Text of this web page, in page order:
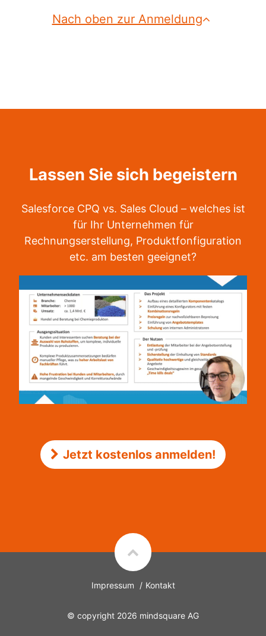
Nach oben zur Anmeldung
Lassen Sie sich begeistern
Salesforce CPQ vs. Sales Cloud – welches ist
für Ihr Unternehmen für
Rechnungserstellung, Produktfonfiguration
etc. am besten geeignet?
Jetzt kostenlos anmelden!
Impressum Kontakt
© copyright 2026 mindsquare AG